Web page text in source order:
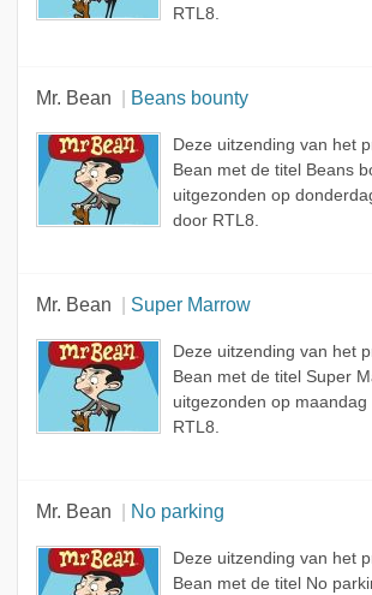
RTL8.
Mr. Bean Beans bounty
Deze uitzending van het
Bean met de titel Beans
uitgezonden op
door RTL8.
Mr. Bean Super Marrow
Deze uitzending van het
Bean met de titel Super
uitgezonden op
RTL8.
Mr. Bean No parking
Deze uitzending van het
Bean met de titel No